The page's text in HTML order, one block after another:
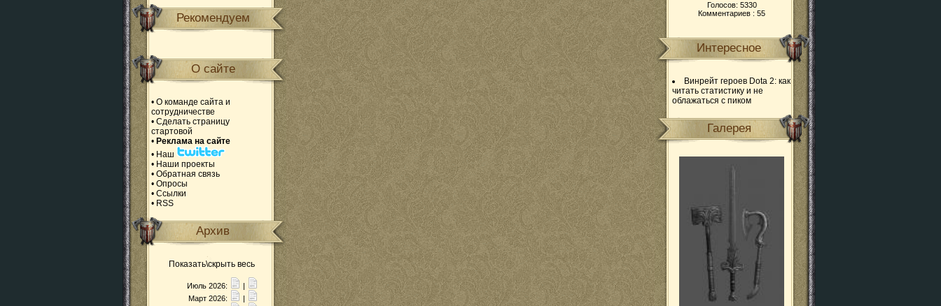
Рекомендуем
О сайте
• О команде сайта и
сотрудничестве
• Сделать страницу
стартовой
• Реклама на сайте
• Наш
• Наши проекты
• Обратная связь
• Опросы
• Ссылки
• RSS
Архив
Показать\скрыть весь
Июль 2026:
|
Март 2026:
|
Голосов: 5330
Комментариев : 55
Интересное
Винрейт героев Dota 2: как
читать статистику и не
облажаться с пиком
Галерея